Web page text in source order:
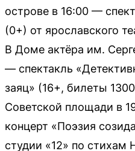
острове в 16:00 —
(0+) от ярославского
В Доме актёра им.
— спектакль
заяц» (16+, билеты
Советской площади в
концерт «Поэзия
студии «12» по